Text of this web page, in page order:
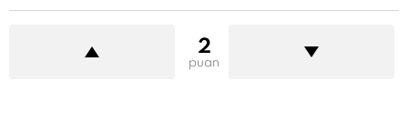
2
puan